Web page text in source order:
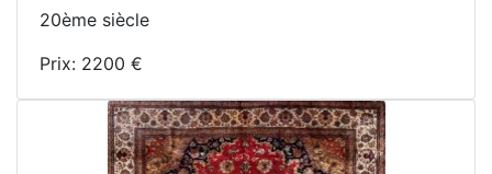
20ème siècle
Prix: 2200 €